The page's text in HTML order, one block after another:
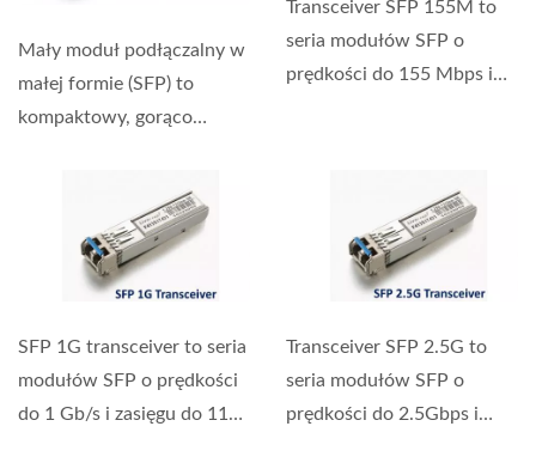
Mały moduł podłączalny w
małej formie (SFP) to
kompaktowy, gorąco
Transceiver SFP 155M to
seria modułów SFP o
prędkości do 155 Mbps i
SFP 1G transceiver to seria
modułów SFP o prędkości
do 1 Gb/s i zasięgu do 110
Transceiver SFP 2.5G to
seria modułów SFP o
prędkości do 2.5Gbps i